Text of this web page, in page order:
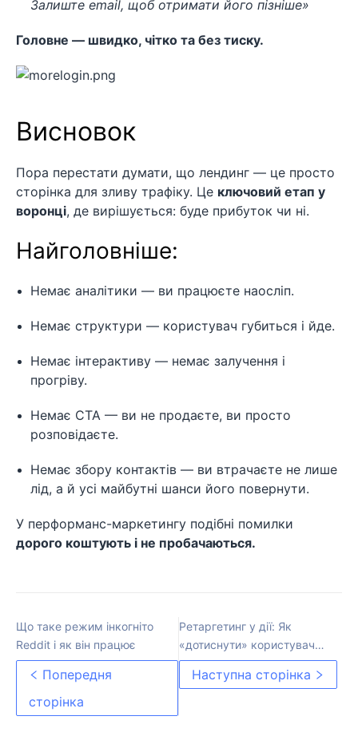
Залиште email, щоб отримати його пізніше»
Головне — швидко, чітко та без тиску.
Висновок
Пора перестати думати, що лендинг — це просто
сторінка для зливу трафіку. Це ключовий етап у
воронці, де вирішується: буде прибуток чи ні.
Найголовніше:
Немає аналітики — ви працюєте наосліп.
Немає структури — користувач губиться і йде.
Немає інтерактиву — немає залучення і
прогріву.
Немає CTA — ви не продаєте, ви просто
розповідаєте.
Немає збору контактів — ви втрачаєте не лише
лід, а й усі майбутні шанси його повернути.
У перформанс-маркетингу подібні помилки
дорого коштують і не пробачаються.
Що таке режим інкогніто
Reddit і як він працює
Попередня
сторінка
Ретаргетинг у дії: Як
«дотиснути» користувача
на кожному етапі воронки
Наступна сторінка